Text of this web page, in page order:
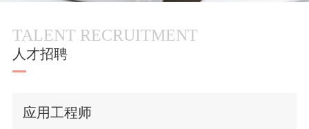
TALENT RECRUITMENT
人才招聘
应用工程师